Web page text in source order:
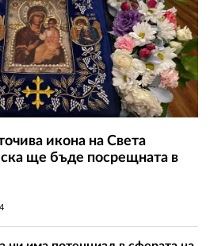
икона на Света
ще бъде посрещната в